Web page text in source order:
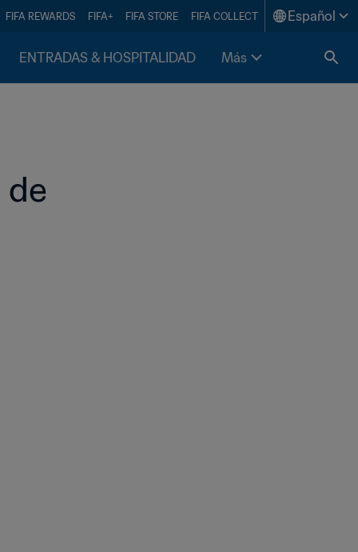
FIFA REWARDS FIFA+ FIFA STORE FIFA COLLECT Español
ENTRADAS & HOSPITALIDAD Más